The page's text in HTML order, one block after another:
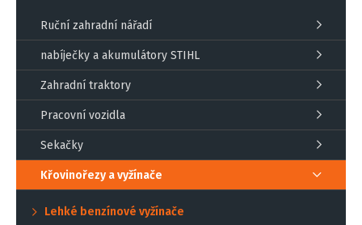
Ruční zahradní nářadí
nabíječky a akumulátory STIHL
Zahradní traktory
Pracovní vozidla
Sekačky
Křovinořezy a vyžínače
Lehké benzínové vyžínače